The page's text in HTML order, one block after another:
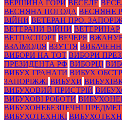
ВЕРШИНА ГОРИ ВЕСЕЛЕ
ВЕСНЯНА ПОГОДА ВЕСНЯНЕ
ВІЙНИ ВЕТЕРАН ПРО.
ВЕТЕРАНИ ВІЙНИ ВЕТЕРИНАР
ВЕТПАСПОРТ ВЕЧЕРЯ
ВЗАЇМОДІЯ ВЗУТТЯ
ВИБОРИ НА ТОТ ВИБОРИ
ПРЕЗИДЕНТА РФ ВИБОРЦІ
ВИБУХ ГРАНАТИ ВИБУХ
ЗАПОРІЖЖІ ВИБУХИ
ВИБУХОВИЙ ПРИСТРІЙ
ВИБУХОВІ РОБОТИ
ВИБУХОНЕБЕЗПЕЧНІ
ВИБУХОТЕХНІКІ